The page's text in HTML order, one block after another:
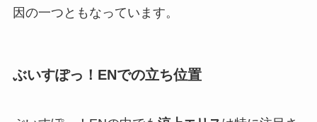
因の一つともなっています。
ぶいすぽっ！ENでの立ち位置